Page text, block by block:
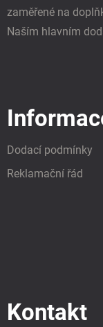
zaměřené na
Naším hlavním
Dodací podmínky
Reklamační řád
Kontakt